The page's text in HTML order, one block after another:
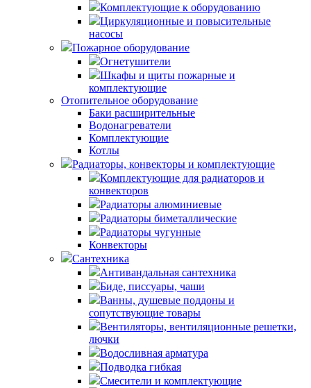
Комплектующие к оборудованию
Циркуляционные и повысительные
насосы
Пожарное оборудование
Огнетушители
Шкафы и щиты пожарные и
комплектующие
Отопительное оборудование
Баки расширительные
Водонагреватели
Комплектующие
Котлы
Радиаторы, конвекторы и комплектующие
Комплектующие для радиаторов и
конвекторов
Радиаторы алюминиевые
Радиаторы биметаллические
Радиаторы чугунные
Конвекторы
Сантехника
Антивандальная сантехника
Биде, писсуары, чаши
Ванны, душевые поддоны и
сопутствующие товары
Вентиляторы, вентиляционные решетки,
лючки
Водосливная арматура
Подводка гибкая
Смесители и комплектующие